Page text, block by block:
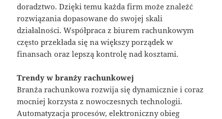
doradztwo. Dzięki temu każda firm może znaleźć
rozwiązania dopasowane do swojej skali
działalności. Współpraca z biurem rachunkowym
często przekłada się na większy porządek w
finansach oraz lepszą kontrolę nad kosztami.
Trendy w branży rachunkowej
Branża rachunkowa rozwija się dynamicznie i coraz
mocniej korzysta z nowoczesnych technologii.
Automatyzacja procesów, elektroniczny obieg